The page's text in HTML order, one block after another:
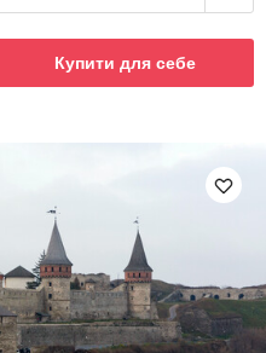
Купити для себе